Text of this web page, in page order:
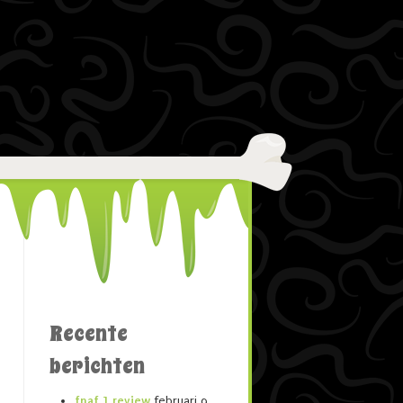
Recente
berichten